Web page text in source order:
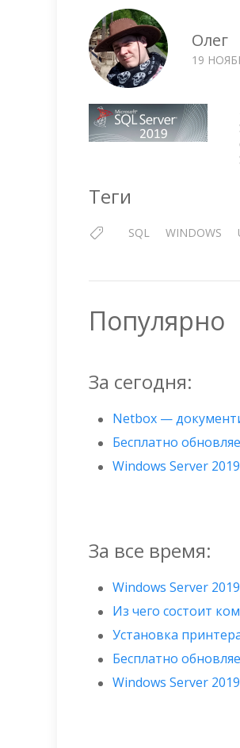
Олег
19
Теги
SQL WINDOWS
Популярно
За сегодня:
Netbox —
Бесплатно
Windows Server
За все время:
Windows Server
Из чего состоит
Установка
Бесплатно
Windows Server